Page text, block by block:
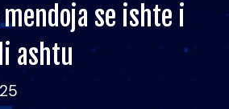
se ishte i
ashtu